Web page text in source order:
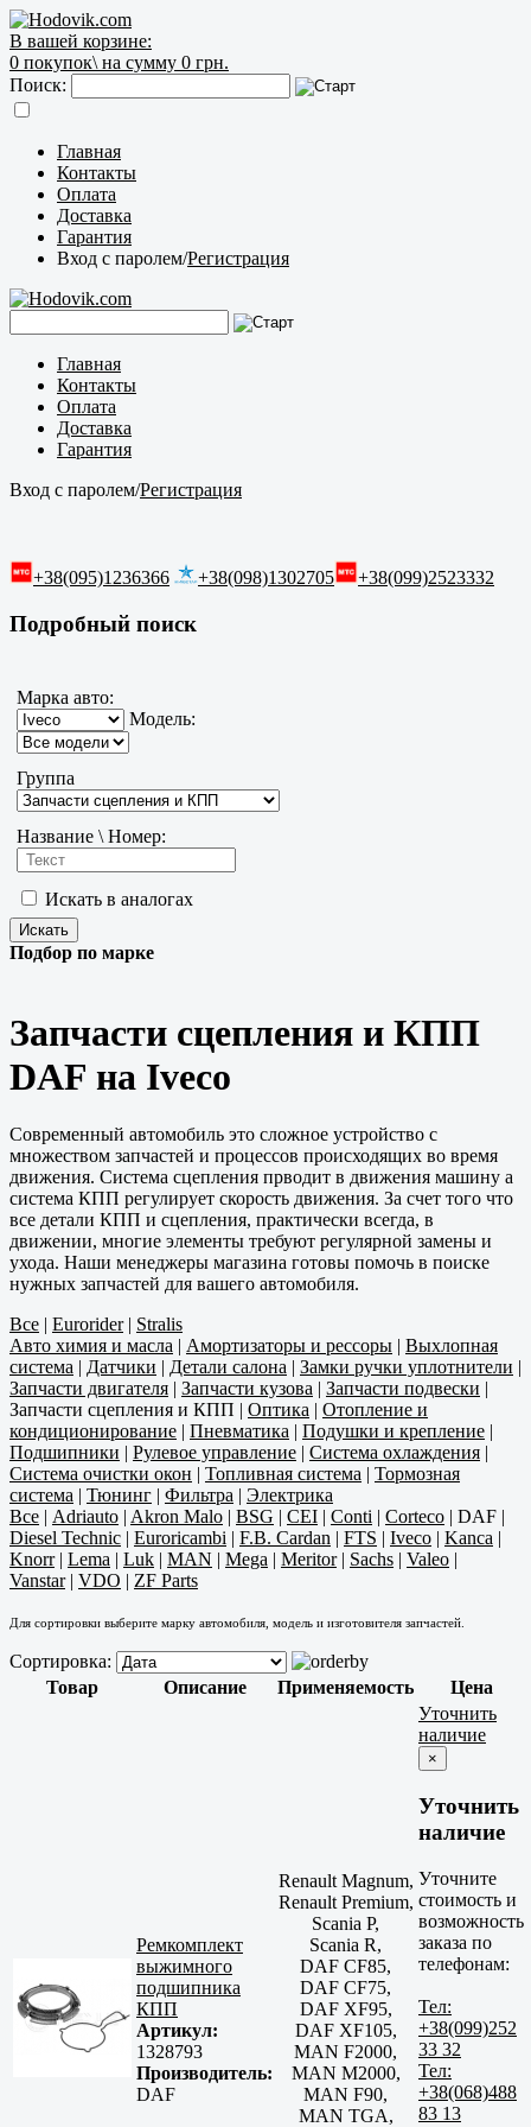
В вашей корзине:
0 покупок\ на сумму 0 грн.
Поиск:
Главная
Контакты
Оплата
Доставка
Гарантия
Вход с паролем/Регистрация
Главная
Контакты
Оплата
Доставка
Гарантия
Вход с паролем/Регистрация
+38(095)1236366 +38(098)1302705 +38(099)2523332
Подробный поиск
Марка авто:
Модель:
Группа
Название \ Номер:
Искать в аналогах
Подбор по марке
Запчасти сцепления и КПП
DAF на Iveco
Современный автомобиль это сложное устройство с
множеством запчастей и процессов происходящих во время
движения. Система сцепления прводит в движения машину а
система КПП регулирует скорость движения. За счет того что
все детали КПП и сцепления, практически всегда, в
движении, многие элементы требуют регулярной замены и
ухода. Наши менеджеры магазина готовы помочь в поиске
нужных запчастей для вашего автомобиля.
Все | Eurorider| Stralis
Авто химия и масла | Амортизаторы и рессоры | Выхлопная
система | Датчики | Детали салона | Замки ручки уплотнители |
Запчасти двигателя | Запчасти кузова | Запчасти подвески |
Запчасти сцепления и КПП | Оптика | Отопление и
кондиционирование | Пневматика | Подушки и крепление |
Подшипники | Рулевое управление | Система охлаждения |
Система очистки окон | Топливная система | Тормозная
система | Тюнинг | Фильтра | Электрика
Все | Adriauto | Akron Malo | BSG | CEI | Conti | Corteco | DAF |
Diesel Technic | Euroricambi | F.B. Cardan | FTS | Iveco | Kanca |
Knorr| Lema | Luk | MAN | Mega | Meritor| Sachs | Valeo |
Vanstar| VDO | ZF Parts
Для сортировки выберите марку автомобиля, модель и изготовителя запчастей.
Сортировка:
Товар
Описание Применяемость Цена
Ремкомплект
выжимного
подшипника
КПП
Артикул:
1328793
Производитель:
DAF
Renault Magnum,
Renault Premium,
Scania P,
Scania R,
DAF CF85,
DAF CF75,
DAF XF95,
DAF XF105,
MAN F2000,
MAN M2000,
MAN F90,
MAN TGA,
Уточнить
наличие
×
Уточнить
наличие
Уточните
стоимость и
возможность
заказа по
телефонам:
Тел:
+38(099)252
33 32
Тел:
+38(068)488
83 13